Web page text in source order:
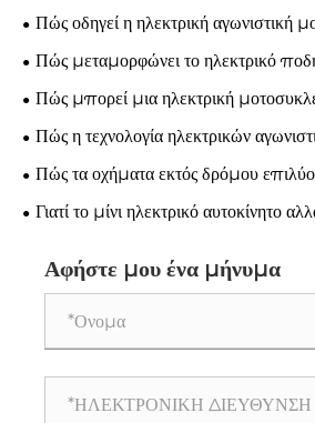
Πώς οδηγεί η ηλεκτρική αγωνιστική
της κινητικότητας απόδοσης;
Πώς μεταμορφώνει το ηλεκτρικό
βιομηχανία κινητικότητας;
Πώς μπορεί μια ηλεκτρική
μεταμορφώσει την Urban Logistics;
Πώς η τεχνολογία ηλεκτρικών
μεταμορφώνει την απόδοση υψηλής
Πώς τα οχήματα εκτός δρόμου
εδάφους και επιδόσεων;
Γιατί το μίνι ηλεκτρικό αυτοκίνητο
Αφήστε μου ένα μήνυμα